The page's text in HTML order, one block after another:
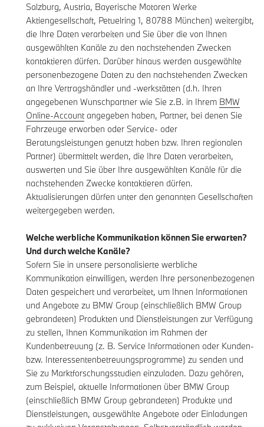
Salzburg, Austria, Bayerische Motoren Werke
Aktiengesellschaft, Petuelring 1, 80788 München) weitergibt,
die Ihre Daten verarbeiten und Sie über die von Ihnen
ausgewählten Kanäle zu den nachstehenden Zwecken
kontaktieren dürfen. Darüber hinaus werden ausgewählte
personenbezogene Daten zu den nachstehenden Zwecken
an Ihre Vertragshändler und -werkstätten (d.h. Ihren
angegebenen Wunschpartner wie Sie z.B. in Ihrem BMW
Online-Accountangegeben haben, Partner, bei denen Sie
Fahrzeuge erworben oder Service- oder
Beratungsleistungen genutzt haben bzw. Ihren regionalen
Partner) übermittelt werden, die Ihre Daten verarbeiten,
auswerten und Sie über Ihre ausgewählten Kanäle für die
nachstehenden Zwecke kontaktieren dürfen.
Aktualisierungen dürfen unter den genannten Gesellschaften
weitergegeben werden.
Welche werbliche Kommunikation können Sie erwarten?
Und durch welche Kanäle?
Sofern Sie in unsere personalisierte werbliche
Kommunikation einwilligen, werden Ihre personenbezogenen
Daten gespeichert und verarbeitet, um Ihnen Informationen
und Angebote zu BMW Group (einschließlich BMW Group
gebrandeten) Produkten und Dienstleistungen zur Verfügung
zu stellen, Ihnen Kommunikation im Rahmen der
Kundenbetreuung (z. B. Service Informationen oder Kunden-
bzw. Interessentenbetreuungsprogramme) zu senden und
Sie zu Marktforschungsstudien einzuladen. Dazu gehören,
zum Beispiel, aktuelle Informationen über BMW Group
(einschließlich BMW Group gebrandeten) Produkte und
Dienstleistungen, ausgewählte Angebote oder Einladungen